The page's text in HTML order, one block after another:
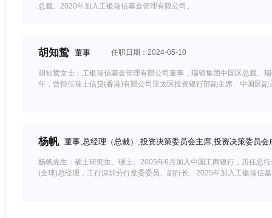
总裁。2020年加入工银瑞信基金管理有限公司。
胡知鸷 董事 任职日期：2024-05-10
胡知鸷女士：工银瑞信基金管理有限公司董事，瑞银集团中国区总裁、
年，曾担任瑞士信贷(香港)有限公司亚太区投资银行部副主席、中国区
杨帆 董事,总经理（总裁）,投资决策委员会主席,投资决策委员会
杨帆先生：硕士研究生、硕士。2005年6月加入中国工商银行，历任总
(全球)总经理，工行深圳分行党委委员、副行长。2025年加入工银瑞信